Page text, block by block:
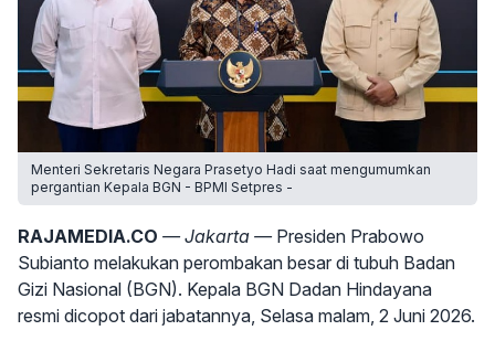
Menteri Sekretaris Negara Prasetyo Hadi saat mengumumkan
pergantian Kepala BGN - BPMI Setpres -
RAJAMEDIA.CO — Jakarta — Presiden Prabowo
Subianto melakukan perombakan besar di tubuh Badan
Gizi Nasional (BGN). Kepala BGN Dadan Hindayana
resmi dicopot dari jabatannya, Selasa malam, 2 Juni 2026.